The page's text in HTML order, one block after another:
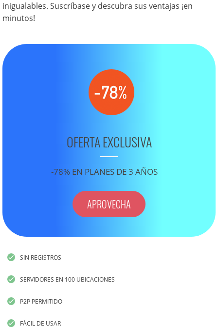
inigualables. Suscríbase y descubra sus ventajas ¡en
minutos!
OFERTA EXCLUSIVA
-78% EN PLANES DE 3 AÑOS
APROVECHA
SIN REGISTROS
SERVIDORES EN 100 UBICACIONES
P2P PERMITIDO
FÁCIL DE USAR